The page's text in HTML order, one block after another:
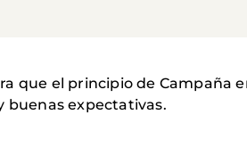
que el principio de Campaña
buenas expectativas.